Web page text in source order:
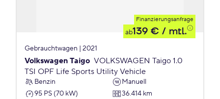
Finanzierungsanfrage
ab139 € / mtl.
Gebrauchtwagen | 2021
Volkswagen Taigo VOLKSWAGEN Taigo 1.0
TSI OPF Life Sports Utility Vehicle
Benzin
Manuell
95 PS (70 kW)
36.414 km